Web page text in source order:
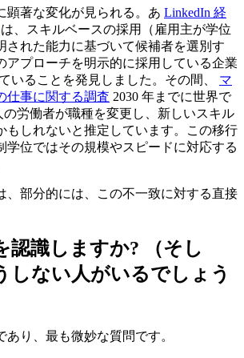
顕著な変化が見られる。あ LinkedIn 経
は、スキルベースの採用（雇用主が学位
された能力に基づいて候補者を選別す
アプローチを明示的に採用している企業
いることを発見しました。その間、 マ
仕事に関する調査 2030 年までに世界で
の労働者が職種を変更し、新しいスキル
もしれないと推定しています。この移行
学位ではその規模やスピードに対応する
、部分的には、この不一致に対する直接
認識しますか? （そし
しない人がいるでしょう
あり、最も微妙な質問です。